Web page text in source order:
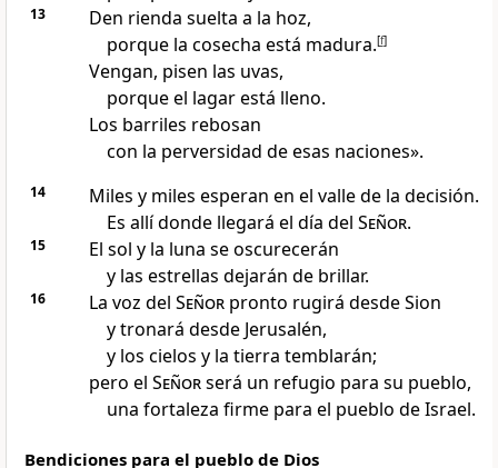
13
Den rienda suelta a la hoz,
porque la cosecha está madura.[f]
Vengan, pisen las uvas,
porque el lagar está lleno.
Los barriles rebosan
con la perversidad de esas naciones».
14
Miles y miles esperan en el valle de la decisión.
Es allí donde llegará el día del Señor.
15
El sol y la luna se oscurecerán
y las estrellas dejarán de brillar.
16 La voz del Señorpronto rugirá desde Sion
y tronará desde Jerusalén,
y los cielos y la tierra temblarán;
pero el Señorserá un refugio para su pueblo,
una fortaleza firme para el pueblo de Israel.
Bendiciones para el pueblo de Dios